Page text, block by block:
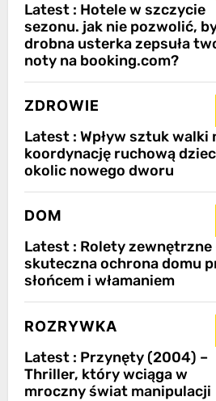
Latest : Hotele w szczycie
sezonu. jak nie pozwolić,
drobna usterka zepsuła
noty na booking.com?
ZDROWIE
Latest : Wpływ sztuk walki
koordynację ruchową
okolic nowego dworu
DOM
Latest : Rolety zewnętrzne
skuteczna ochrona domu
słońcem i włamaniem
ROZRYWKA
Latest : Przynęty (2004) –
Thriller, który wciąga w
mroczny świat manipulacji